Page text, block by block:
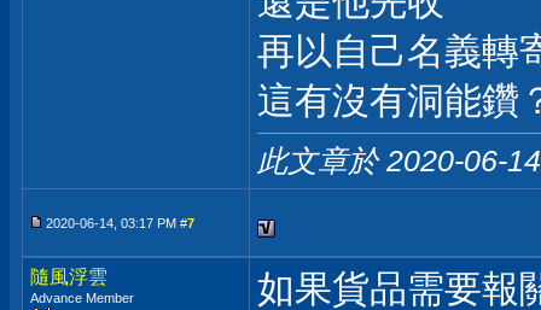
再以自己名義轉
這有沒有洞能鑽
此文章於 2020-06-
2020-06-14, 03:17 PM #7
隨風浮雲
Advance Member
如果貨品需要報